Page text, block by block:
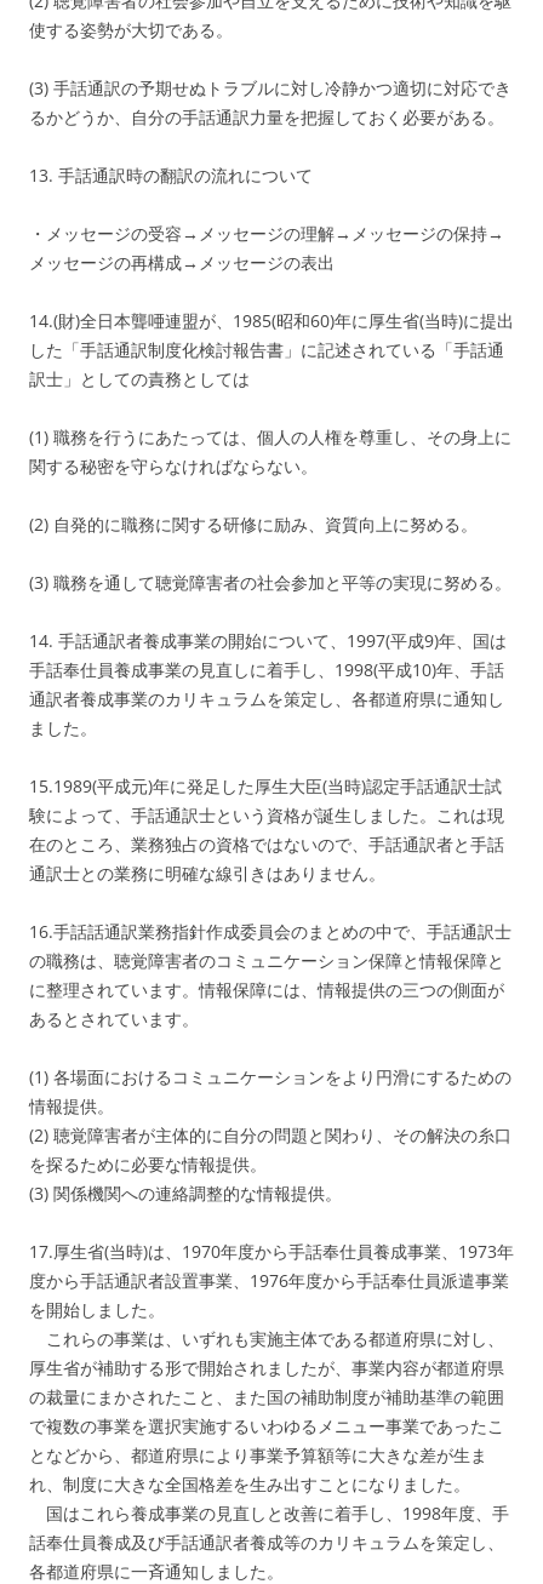
使する姿勢が大切である。
(3) 手話通訳の予期せぬトラブルに対し冷静かつ適切に対応でき
るかどうか、自分の手話通訳力量を把握しておく必要がある。
13. 手話通訳時の翻訳の流れについて
・メッセージの受容→メッセージの理解→メッセージの保持→
メッセージの再構成→メッセージの表出
14.(財)全日本聾唖連盟が、1985(昭和60)年に厚生省(当時)に提出
した「手話通訳制度化検討報告書」に記述されている「手話通
訳士」としての責務としては
(1) 職務を行うにあたっては、個人の人権を尊重し、その身上に
関する秘密を守らなければならない。
(2) 自発的に職務に関する研修に励み、資質向上に努める。
(3) 職務を通して聴覚障害者の社会参加と平等の実現に努める。
14. 手話通訳者養成事業の開始について、1997(平成9)年、国は
手話奉仕員養成事業の見直しに着手し、1998(平成10)年、手話
通訳者養成事業のカリキュラムを策定し、各都道府県に通知し
ました。
15.1989(平成元)年に発足した厚生大臣(当時)認定手話通訳士試
験によって、手話通訳士という資格が誕生しました。これは現
在のところ、業務独占の資格ではないので、手話通訳者と手話
通訳士との業務に明確な線引きはありません。
16.手話話通訳業務指針作成委員会のまとめの中で、手話通訳士
の職務は、聴覚障害者のコミュニケーション保障と情報保障と
に整理されています。情報保障には、情報提供の三つの側面が
あるとされています。
(1) 各場面におけるコミュニケーションをより円滑にするための
情報提供。
(2) 聴覚障害者が主体的に自分の問題と関わり、その解決の糸口
を探るために必要な情報提供。
(3) 関係機関への連絡調整的な情報提供。
17.厚生省(当時)は、1970年度から手話奉仕員養成事業、1973年
度から手話通訳者設置事業、1976年度から手話奉仕員派遣事業
を開始しました。
これらの事業は、いずれも実施主体である都道府県に対し、
厚生省が補助する形で開始されましたが、事業内容が都道府県
の裁量にまかされたこと、また国の補助制度が補助基準の範囲
で複数の事業を選択実施するいわゆるメニュー事業であったこ
となどから、都道府県により事業予算額等に大きな差が生ま
れ、制度に大きな全国格差を生み出すことになりました。
国はこれら養成事業の見直しと改善に着手し、1998年度、手
話奉仕員養成及び手話通訳者養成等のカリキュラムを策定し、
各都道府県に一斉通知しました。